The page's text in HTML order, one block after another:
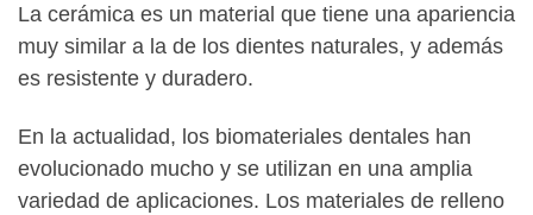
La cerámica es un material que tiene una apariencia
muy similar a la de los dientes naturales, y además
es resistente y duradero.
En la actualidad, los biomateriales dentales han
evolucionado mucho y se utilizan en una amplia
variedad de aplicaciones. Los materiales de relleno